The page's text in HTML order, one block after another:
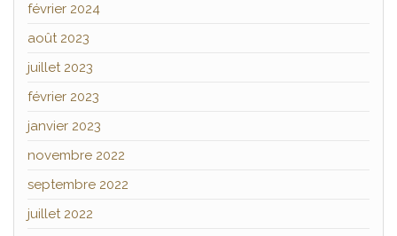
février 2024
août 2023
juillet 2023
février 2023
janvier 2023
novembre 2022
septembre 2022
juillet 2022